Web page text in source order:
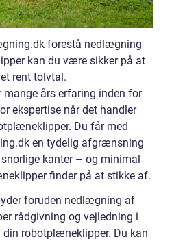
forestå nedlægning
kan du være sikker på at
rent tolvtal.
års erfaring inden for
ekspertise når det handler
Du får med
en tydelig afgrænsning
kanter – og minimal
finder på at stikke af.
foruden nedlægning af
rådgivning og vejledning i
robotplæneklipper. Du kan